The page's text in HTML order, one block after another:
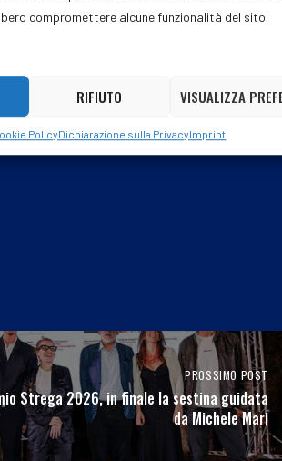
compromettere alcune funzionalità del sito.
RIFIUTO VISUALIZZA
PolicyDichiarazione sulla PrivacyImprint
Post dell'autore
PROSSIMO POST
Strega 2026, in finale la sestina guidata
da Michele Mari